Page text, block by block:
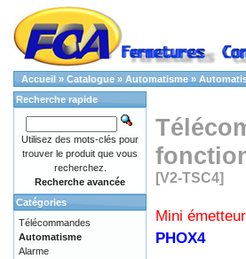
Accueil » Catalogue » Automatisme »
[V2-TSC4]
Mini
PHOX4
Recherche rapide
Utilisez des mots-clés pour
trouver le produit que vous
recherchez.
Recherche avancée
Catégories
Télécommandes
Automatisme
Alarme